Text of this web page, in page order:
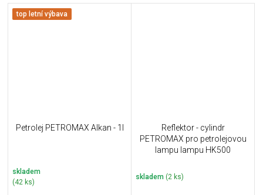
top letní výbava
Petrolej PETROMAX Alkan - 1l
skladem
(42 ks)
Reflektor - cylindr
PETROMAX pro petrolejovou
lampu lampu HK500
skladem (2 ks)